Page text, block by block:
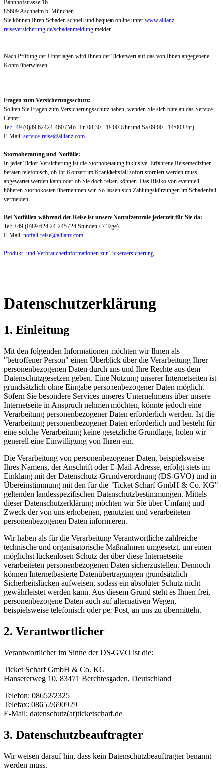
Bahnhofstrasse 16
85609 Aschheim b. München
Sie können Ihren Schaden schnell und bequem online unter www.allianz-
reiseversicherung.de/schadenmeldung melden.
Nach Prüfung der Unterlagen wird Ihnen der Ticketwert auf das von Ihnen angegebene
Konto überwiesen.
Fragen zum Versicherungsschutz:
Sollten Sie Fragen zum Versicherungsschutz haben, wenden Sie sich bitte an das Service
Center:
Tel:+49 (0)89.62424-460 (Mo.-Fr. 08:30 - 19:00 Uhr und Sa 09:00 - 14:00 Uhr)
E-Mail: service-reise@allianz.com
Stornoberatung und Notfälle:
In jeder Ticket-Versicherung ist die Stornoberatung inklusive. Erfahrene Reisemediziner
beraten telefonisch, ob Ihr Konzert im Krankheitsfall sofort storniert werden muss,
abgewartet werden kann oder ob Sie doch reisen können. Das Risiko von eventuell
höheren Stornokosten übernehmen wir. So lassen sich Zahlungskürzungen im Schadenfall
vermeiden.
Bei Notfällen während der Reise ist unsere Notrufzentrale jederzeit für Sie da:
Tel: +49 (0)89 624 24-245 (24 Stunden / 7 Tage)
E-Mail: notfall-reise@allianz.com
Produkt- und Verbraucherinformationen zur Ticketversicherung
Datenschutzerklärung
1. Einleitung
Mit den folgenden Informationen möchten wir Ihnen als
"betroffener Person" einen Überblick über die Verarbeitung Ihrer
personenbezogenen Daten durch uns und Ihre Rechte aus dem
Datenschutzgesetzen geben. Eine Nutzung unserer Internetseiten ist
grundsätzlich ohne Eingabe personenbezogener Daten möglich.
Sofern Sie besondere Services unseres Unternehmens über unsere
Internetseite in Anspruch nehmen möchten, könnte jedoch eine
Verarbeitung personenbezogener Daten erforderlich werden. Ist die
Verarbeitung personenbezogener Daten erforderlich und besteht für
eine solche Verarbeitung keine gesetzliche Grundlage, holen wir
generell eine Einwilligung von Ihnen ein.
Die Verarbeitung von personenbezogener Daten, beispielsweise
Ihres Namens, der Anschrift oder E-Mail-Adresse, erfolgt stets im
Einklang mit der Datenschutz-Grundverordnung (DS-GVO) und in
Übereinstimmung mit den für die "Ticket Scharf GmbH & Co. KG"
geltenden landesspezifischen Datenschutzbestimmungen. Mittels
dieser Datenschutzerklärung möchten wir Sie über Umfang und
Zweck der von uns erhobenen, genutzten und verarbeiteten
personenbezogenen Daten informieren.
Wir haben als für die Verarbeitung Verantwortliche zahlreiche
technische und organisatorische Maßnahmen umgesetzt, um einen
möglichst lückenlosen Schutz der über diese Internetseite
verarbeiteten personenbezogenen Daten sicherzustellen. Dennoch
können Internetbasierte Datenübertragungen grundsätzlich
Sicherheitslücken aufweisen, sodass ein absoluter Schutz nicht
gewährleistet werden kann. Aus diesem Grund steht es Ihnen frei,
personenbezogene Daten auch auf alternativen Wegen,
beispielsweise telefonisch oder per Post, an uns zu übermitteln.
2. Verantwortlicher
Verantwortlicher im Sinne der DS-GVO ist die:
Ticket Scharf GmbH & Co. KG
Hansererweg 10, 83471 Berchtesgaden, Deutschland
Telefon: 08652/2325
Telefax: 08652/690929
E-Mail: datenschutz(at)ticketscharf.de
3. Datenschutzbeauftragter
Wir weisen darauf hin, dass kein Datenschutzbeauftragter benannt
werden muss.